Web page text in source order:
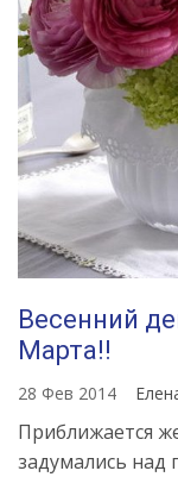
Весенний
Марта!!
28 Фев 2014
Приближается
задумались над